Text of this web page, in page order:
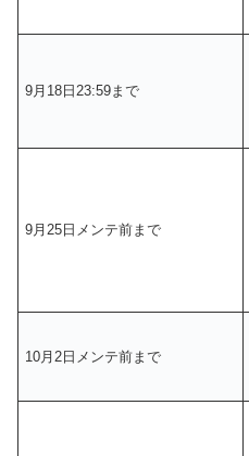
9月18日23:59まで
9月25日メンテ前まで
10月2日メンテ前まで